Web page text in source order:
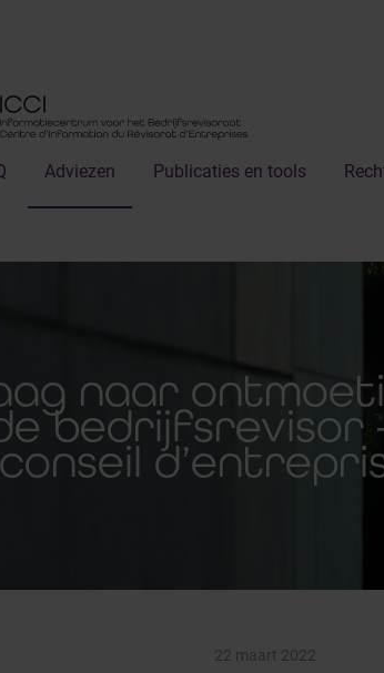
Adviezen Publicaties en tools
naar
bedrijfsrevisor
conseil
22 maart 2022